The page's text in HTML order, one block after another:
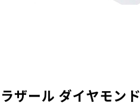
ラザール ダイヤモン